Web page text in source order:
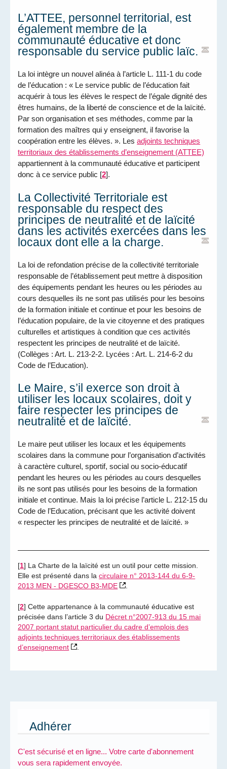
L’ATTEE, personnel territorial, est
également membre de la
communauté éducative et donc
responsable du service public laïc.
La loi intègre un nouvel alinéa à l’article L. 111-1 du code
de l’éducation : « Le service public de l’éducation fait
acquérir à tous les élèves le respect de l’égale dignité des
êtres humains, de la liberté de conscience et de la laïcité.
Par son organisation et ses méthodes, comme par la
formation des maîtres qui y enseignent, il favorise la
coopération entre les élèves. ». Lesadjoints techniques
territoriaux des établissements d’enseignement (ATTEE)
appartiennent à la communauté éducative et participent
donc à ce service public [2].
La Collectivité Territoriale est
responsable du respect des
principes de neutralité et de laïcité
dans les activités exercées dans les
locaux dont elle a la charge.
La loi de refondation précise de la collectivité territoriale
responsable de l’établissement peut mettre à disposition
des équipements pendant les heures ou les périodes au
cours desquelles ils ne sont pas utilisés pour les besoins
de la formation initiale et continue et pour les besoins de
l’éducation populaire, de la vie citoyenne et des pratiques
culturelles et artistiques à condition que ces activités
respectent les principes de neutralité et de laïcité.
(Collèges : Art. L. 213-2-2. Lycées : Art. L. 214-6-2 du
Code de l’Education).
Le Maire, s’il exerce son droit à
utiliser les locaux scolaires, doit y
faire respecter les principes de
neutralité et de laïcité.
Le maire peut utiliser les locaux et les équipements
scolaires dans la commune pour l’organisation d’activités
à caractère culturel, sportif, social ou socio-éducatif
pendant les heures ou les périodes au cours desquelles
ils ne sont pas utilisés pour les besoins de la formation
initiale et continue. Mais la loi précise l’article L. 212-15 du
Code de l’Education, précisant que les activité doivent
« respecter les principes de neutralité et de laïcité. »
[1] La Charte de la laïcité est un outil pour cette mission.
Elle est présenté dans lacirculaire n° 2013-144 du 6-9-
2013 MEN - DGESCO B3-MDE
.
[2]Cette appartenance à la communauté éducative est
précisée dans l’article 3 du Décret n°2007-913 du 15 mai
2007 portant statut particulier du cadre d’emplois des
adjoints techniques territoriaux des établissements
d’enseignement
Adhérer
C'est sécurisé et en ligne... Votre carte d'abonnement
vous sera rapidement envoyée.